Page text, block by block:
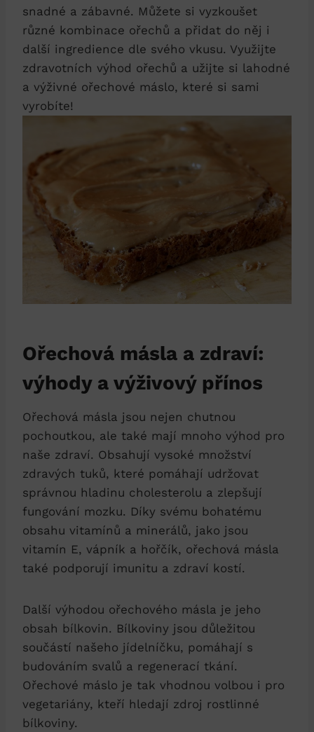
snadné a zábavné. Můžete si vyzkoušet
různé kombinace ořechů a přidat do něj i
další ingredience dle svého vkusu. Využijte
zdravotních výhod ořechů a užijte si lahodné
a výživné ořechové máslo, které si sami
vyrobíte!
Ořechová másla a zdraví:
výhody a výživový přínos
Ořechová másla jsou nejen chutnou
pochoutkou, ale také mají mnoho výhod pro
naše zdraví. Obsahují vysoké množství
zdravých tuků, které pomáhají udržovat
správnou hladinu cholesterolu a zlepšují
fungování mozku. Díky svému bohatému
obsahu vitamínů a minerálů, jako jsou
vitamín E, vápník a hořčík, ořechová másla
také podporují imunitu a zdraví kostí.
Další výhodou ořechového másla je jeho
obsah bílkovin. Bílkoviny jsou důležitou
součástí našeho jídelníčku, pomáhají s
budováním svalů a regenerací tkání.
Ořechové máslo je tak vhodnou volbou i pro
vegetariány, kteří hledají zdroj rostlinné
bílkoviny.